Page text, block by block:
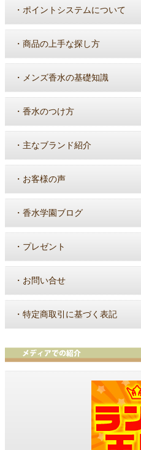
・ ポイントシステムについて
・ 商品の上手な探し方
・ メンズ香水の基礎知識
・ 香水のつけ方
・ 主なブランド紹介
・ お客様の声
・ 香水学園ブログ
・ プレゼント
・ お問い合せ
・ 特定商取引に基づく表記